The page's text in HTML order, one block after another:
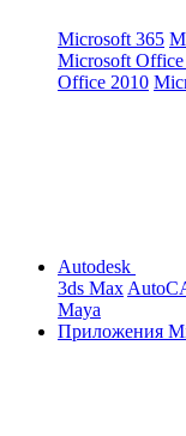
Microsoft 365
Microsoft Office
Office 2010
Autodesk
3ds Max
Maya
Приложения